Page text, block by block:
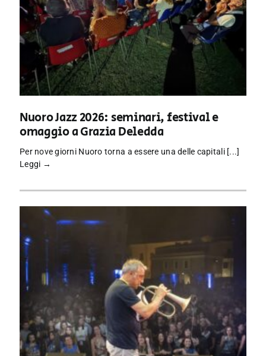
Nuoro Jazz 2026: seminari, festival e
omaggio a Grazia Deledda
Per nove giorni Nuoro torna a essere una delle capitali [...]
Leggi →